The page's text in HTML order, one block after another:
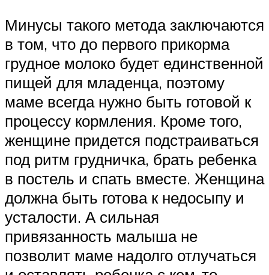
Минусы такого метода заключаются
в том, что до первого прикорма
грудное молоко будет единственной
пищей для младенца, поэтому
маме всегда нужно быть готовой к
процессу кормления. Кроме того,
женщине придется подстраиваться
под ритм грудничка, брать ребенка
в постель и спать вместе. Женщина
должна быть готова к недосыпу и
усталости. А сильная
привязанность малыша не
позволит маме надолго отлучаться